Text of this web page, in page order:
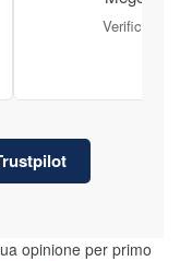
Verificeret
opinione per primo